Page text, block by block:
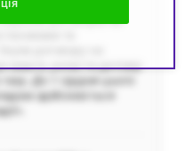
договорів на
мають укласти договір
До 1 грудня цього
здійснюється